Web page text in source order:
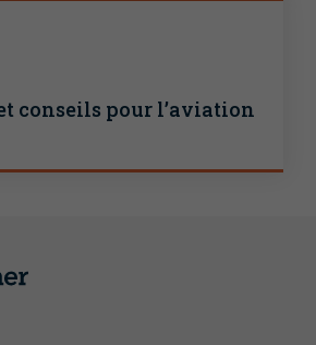
conseils pour l’aviation